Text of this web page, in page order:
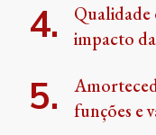
impacto
funções e